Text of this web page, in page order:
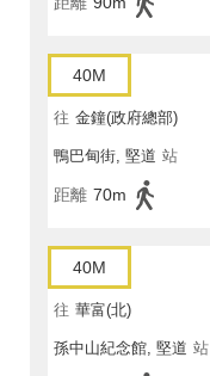
40M
往 金鐘(政府總部)
鴨巴甸街, 堅道 站
距離 70m
40M
往 華富(北)
孫中山紀念館, 堅道 站